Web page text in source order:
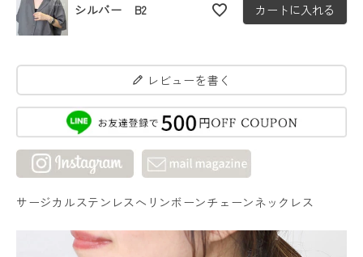
シルバー B2 カートに入れる
レビューを書く
サージカルステンレスヘリンボーンチェーンネックレス